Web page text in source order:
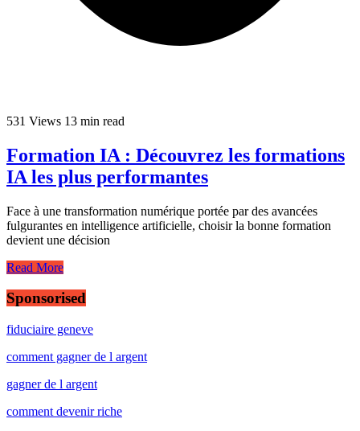
531 Views 13 min read
Formation IA : Découvrez les formations
IA les plus performantes
Face à une transformation numérique portée par des avancées
fulgurantes en intelligence artificielle, choisir la bonne formation
devient une décision
Read More
Sponsorised
fiduciaire geneve
comment gagner de l argent
gagner de l argent
comment devenir riche